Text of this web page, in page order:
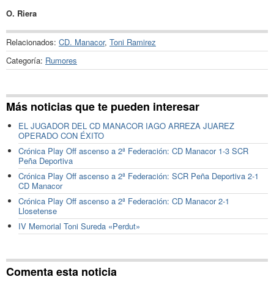
O. Riera
Relacionados: CD. Manacor, Toni Ramirez
Categoría: Rumores
Más noticias que te pueden interesar
EL JUGADOR DEL CD MANACOR IAGO ARREZA JUAREZ
OPERADO CON ÉXITO
Crónica Play Off ascenso a 2ª Federación: CD Manacor 1-3 SCR
Peña Deportiva
Crónica Play Off ascenso a 2ª Federación: SCR Peña Deportiva 2-1
CD Manacor
Crónica Play Off ascenso a 2ª Federación: CD Manacor 2-1
Llosetense
IV Memorial Toni Sureda «Perdut»
Comenta esta noticia